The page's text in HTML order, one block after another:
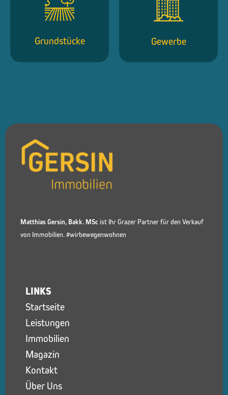
Grundstücke Gewerbe
Matthias Gersin, Bakk. MSc ist Ihr Grazer Partner für den Verkauf
von Immobilien. #wirbewegenwohnen
LINKS
Startseite
Leistungen
Immobilien
Magazin
Kontakt
Über Uns